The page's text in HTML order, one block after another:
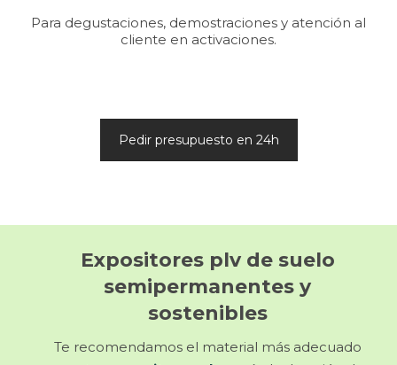
Para degustaciones, demostraciones y atención al
cliente en activaciones.
Pedir presupuesto en 24h
Expositores plv de suelo
semipermanentes y
sostenibles
Te recomendamos el material más adecuado